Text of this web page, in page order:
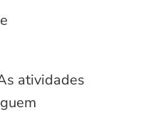
atividades